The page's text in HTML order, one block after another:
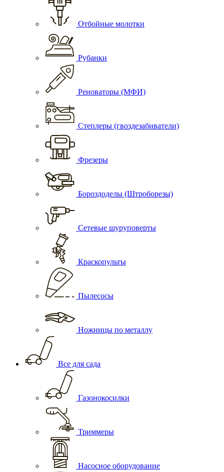
Отбойные молотки
Рубанки
Реноваторы (МФИ)
Степлеры (гвоздезабиватели)
Фрезеры
Бороздоделы (Штроборезы)
Сетевые шуруповерты
Краскопульты
Пылесосы
Ножницы по металлу
Все для сада
Газонокосилки
Триммеры
Насосное оборудование